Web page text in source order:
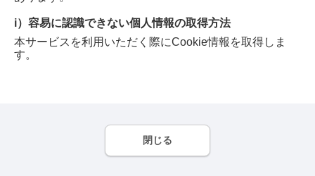
i）容易に認識できない個人情報の取得方法
本サービスを利用いただく際にCookie情報を取得しま
す。
閉じる